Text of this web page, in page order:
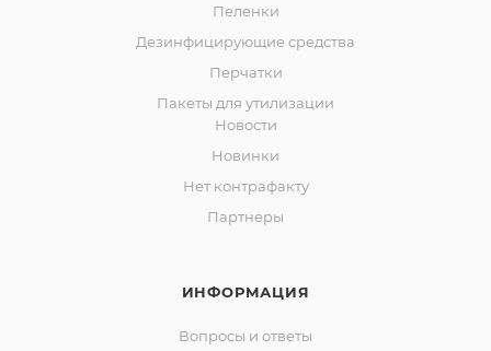
Пеленки
Дезинфицирующие средства
Перчатки
Пакеты для утилизации
Новости
Новинки
Нет контрафакту
Партнеры
ИНФОРМАЦИЯ
Вопросы и ответы